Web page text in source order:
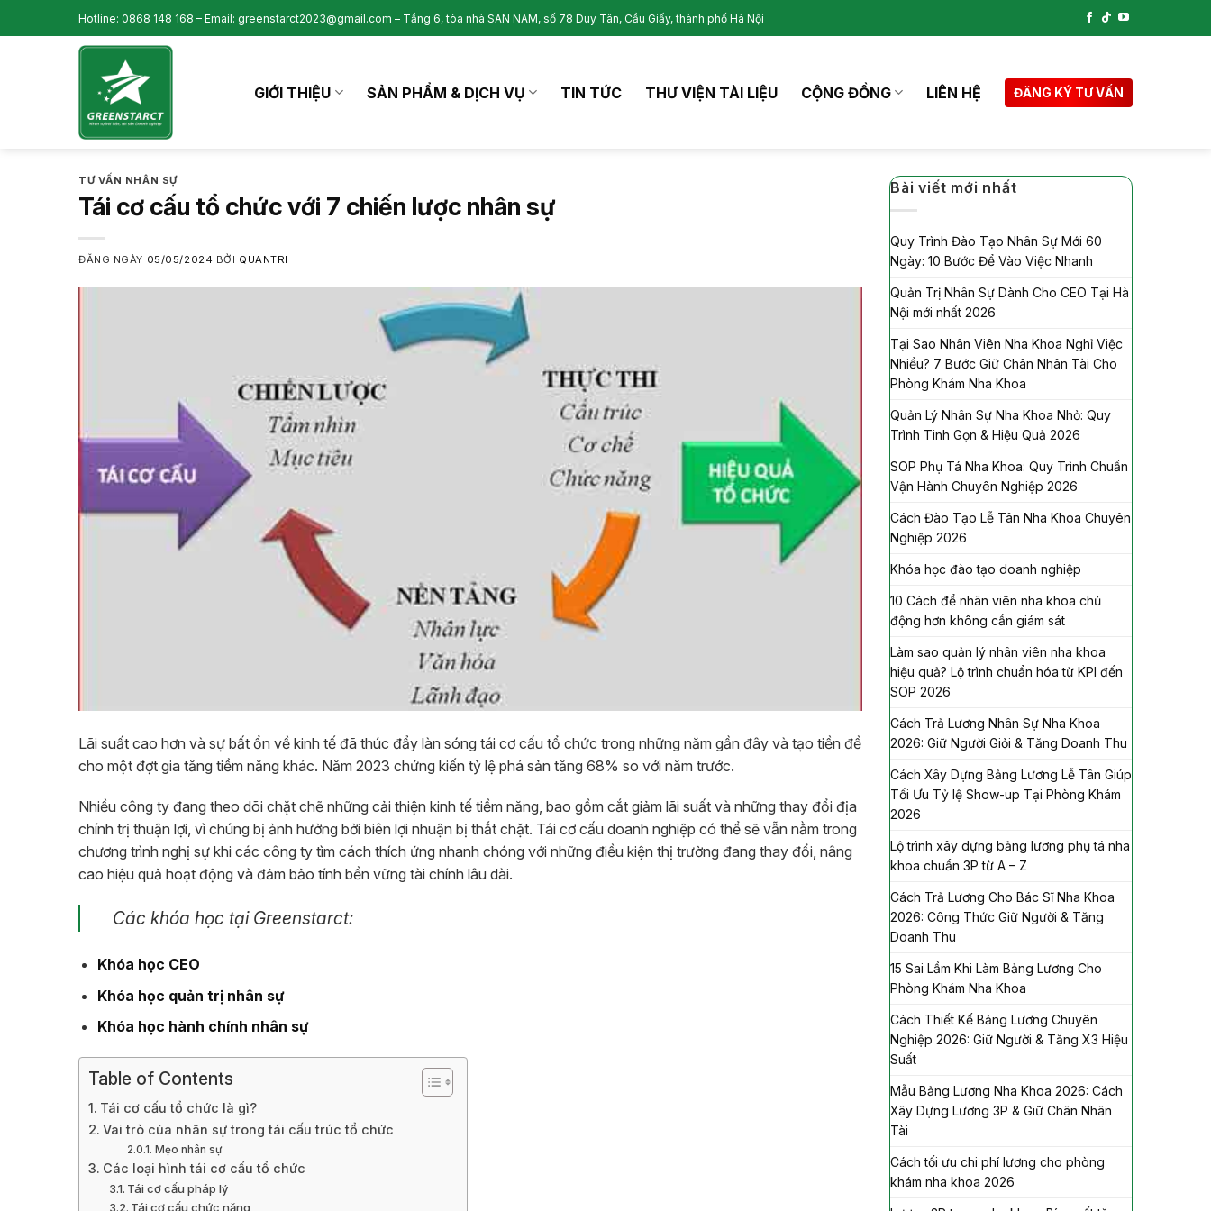
to
Hotline: 0868 148 168 – Email: greenstarct2023@gmail.com – Tầng 6, tòa nhà SAN NAM, số 78 Duy Tân, Cầu Giấy, thành phố Hà Nội
GIỚI THIỆU SẢN PHẨM & DỊCH VỤ TIN TỨC THƯ VIỆN TÀI LIỆU CỘNG ĐỒNG LIÊN HỆ ĐĂNG KÝ TƯ VẤN
TƯ VẤN NHÂN SỰ
Tái cơ cấu tổ chức với 7 chiến lược nhân sự
ĐĂNG NGÀY 05/05/2024 BỞI QUANTRI
Lãi suất cao hơn và sự bất ổn về kinh tế đã thúc đẩy làn sóng tái cơ cấu tổ chức trong những năm gần đây và tạo tiền đề
cho một đợt gia tăng tiềm năng khác. Năm 2023 chứng kiến ​​tỷ lệ phá sản tăng 68% so với năm trước.
Nhiều công ty đang theo dõi chặt chẽ những cải thiện kinh tế tiềm năng, bao gồm cắt giảm lãi suất và những thay đổi địa
chính trị thuận lợi, vì chúng bị ảnh hưởng bởi biên lợi nhuận bị thắt chặt. Tái cơ cấu doanh nghiệp có thể sẽ vẫn nằm trong
chương trình nghị sự khi các công ty tìm cách thích ứng nhanh chóng với những điều kiện thị trường đang thay đổi, nâng
cao hiệu quả hoạt động và đảm bảo tính bền vững tài chính lâu dài.
Các khóa học tại Greenstarct:
Khóa học CEO
Khóa học quản trị nhân sự
Khóa học hành chính nhân sự
Table of Contents
Tái cơ cấu tổ chức là gì?
Vai trò của nhân sự trong tái cấu trúc tổ chức
Mẹo nhân sự
Các loại hình tái cơ cấu tổ chức
Tái cơ cấu pháp lý
Tái cơ cấu chức năng
Bài viết mới nhất
Quy Trình Đào Tạo Nhân Sự Mới 60
Ngày: 10 Bước Để Vào Việc Nhanh
Quản Trị Nhân Sự Dành Cho CEO Tại Hà
Nội mới nhất 2026
Tại Sao Nhân Viên Nha Khoa Nghỉ Việc
Nhiều? 7 Bước Giữ Chân Nhân Tài Cho
Phòng Khám Nha Khoa
Quản Lý Nhân Sự Nha Khoa Nhỏ: Quy
Trình Tinh Gọn & Hiệu Quả 2026
SOP Phụ Tá Nha Khoa: Quy Trình Chuẩn
Vận Hành Chuyên Nghiệp 2026
Cách Đào Tạo Lễ Tân Nha Khoa Chuyên
Nghiệp 2026
Khóa học đào tạo doanh nghiệp
10 Cách để nhân viên nha khoa chủ
động hơn không cần giám sát
Làm sao quản lý nhân viên nha khoa
hiệu quả? Lộ trình chuẩn hóa từ KPI đến
SOP 2026
Cách Trả Lương Nhân Sự Nha Khoa
2026: Giữ Người Giỏi & Tăng Doanh Thu
Cách Xây Dựng Bảng Lương Lễ Tân Giúp
Tối Ưu Tỷ lệ Show-up Tại Phòng Khám
2026
Lộ trình xây dựng bảng lương phụ tá nha
khoa chuẩn 3P từ A – Z
Cách Trả Lương Cho Bác Sĩ Nha Khoa
2026: Công Thức Giữ Người & Tăng
Doanh Thu
15 Sai Lầm Khi Làm Bảng Lương Cho
Phòng Khám Nha Khoa
Cách Thiết Kế Bảng Lương Chuyên
Nghiệp 2026: Giữ Người & Tăng X3 Hiệu
Suất
Mẫu Bảng Lương Nha Khoa 2026: Cách
Xây Dựng Lương 3P & Giữ Chân Nhân
Tài
Cách tối ưu chi phí lương cho phòng
khám nha khoa 2026